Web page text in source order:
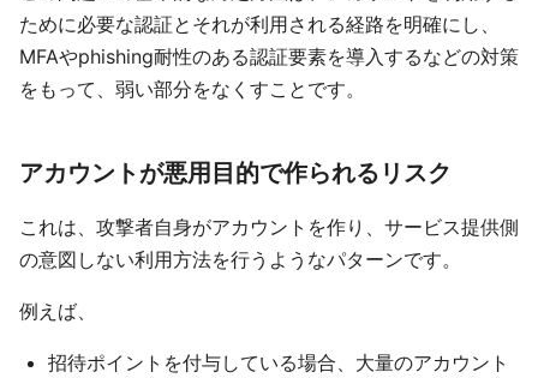
ために必要な認証とそれが利用される経路を明確にし、
MFAやphishing耐性のある認証要素を導入するなどの対策
をもって、弱い部分をなくすことです。
アカウントが悪用目的で作られるリスク
これは、攻撃者自身がアカウントを作り、サービス提供側
の意図しない利用方法を行うようなパターンです。
例えば、
招待ポイントを付与している場合、大量のアカウント